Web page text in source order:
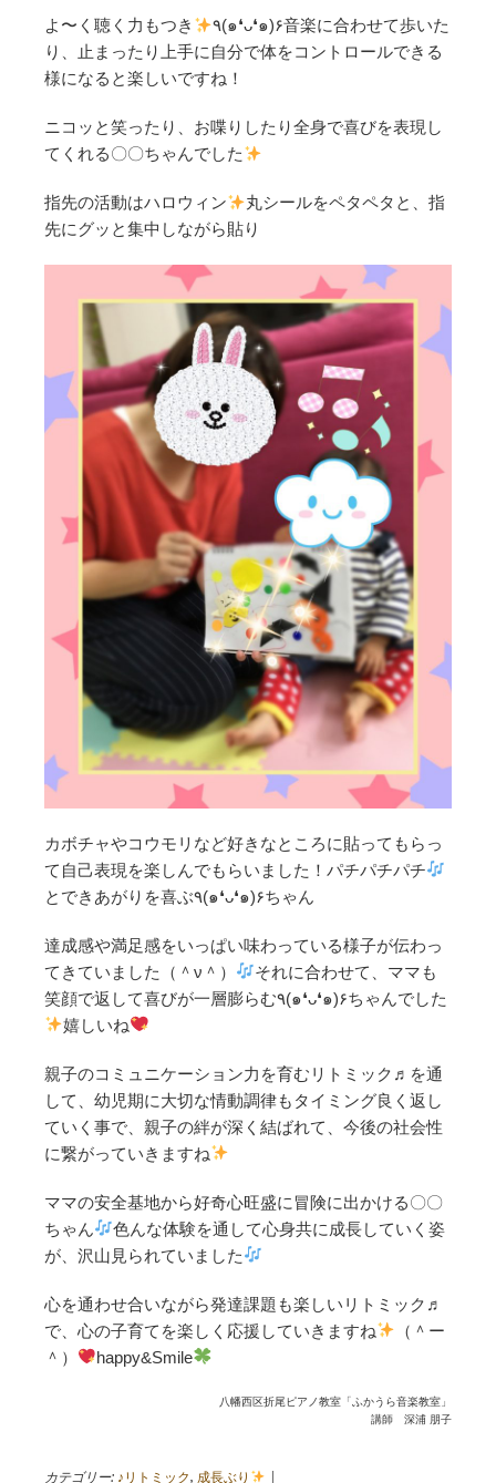
よ〜く聴く力もつき
٩(๑❛ᴗ❛๑)۶音楽に合わせて歩いた
り、止まったり上手に自分で体をコントロールできる
様になると楽しいですね！
ニコッと笑ったり、お喋りしたり全身で喜びを表現し
てくれる〇〇ちゃんでした
指先の活動はハロウィン
丸シールをペタペタと、指
先にグッと集中しながら貼り
カボチャやコウモリなど好きなところに貼ってもらっ
て自己表現を楽しんでもらいました！パチパチパチ
とできあがりを喜ぶ٩(๑❛ᴗ❛๑)۶ちゃん
達成感や満足感をいっぱい味わっている様子が伝わっ
てきていました（＾ν＾）
それに合わせて、ママも
笑顔で返して喜びが一層膨らむ٩(๑❛ᴗ❛๑)۶ちゃんでした
嬉しいね
親子のコミュニケーション力を育むリトミック♬を通
して、幼児期に大切な情動調律もタイミング良く返し
ていく事で、親子の絆が深く結ばれて、今後の社会性
に繋がっていきますね
ママの安全基地から好奇心旺盛に冒険に出かける〇〇
ちゃん
色んな体験を通して心身共に成長していく姿
が、沢山見られていました
心を通わせ合いながら発達課題も楽しいリトミック♬
で、心の子育てを楽しく応援していきますね
（＾ー
＾）
happy&Smile
八幡西区折尾ピアノ教室「ふかうら音楽教室」
講師 深浦 朋子
カテゴリー: ♪リトミック, 成長ぶり